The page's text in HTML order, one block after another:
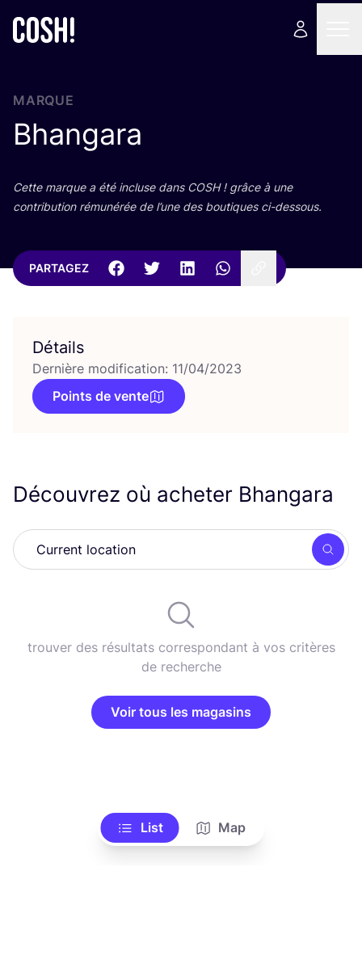
MARQUE
Bhangara
Cette marque a été incluse dans COSH! grâce à une
contri­bu­tion rému­né­rée de l’une des bou­tiques ci-dessous.
PARTAGEZ
Détails
Dernière modification: 11/04/2023
Points de vente
Découvrez où acheter Bhangara
trouver des résultats correspondant à vos critères
de recherche
Voir tous les magasins
List Map